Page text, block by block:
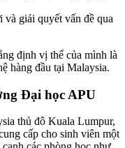
giải quyết vấn đề qua
định vị thế của mình là
hàng đầu tại Malaysia.
Đại học APU
thủ đô Kuala Lumpur,
cấp cho sinh viên một